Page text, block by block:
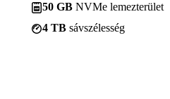
50 GB NVMe lemezterület
4 TB sávszélesség